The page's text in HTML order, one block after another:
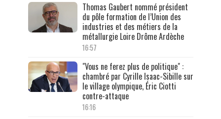
Thomas Gaubert nommé président
du pôle formation de l’Union des
industries et des métiers de la
métallurgie Loire Drôme Ardèche
16:57
"Vous ne ferez plus de politique" :
chambré par Cyrille Isaac-Sibille sur
le village olympique, Éric Ciotti
contre-attaque
16:16